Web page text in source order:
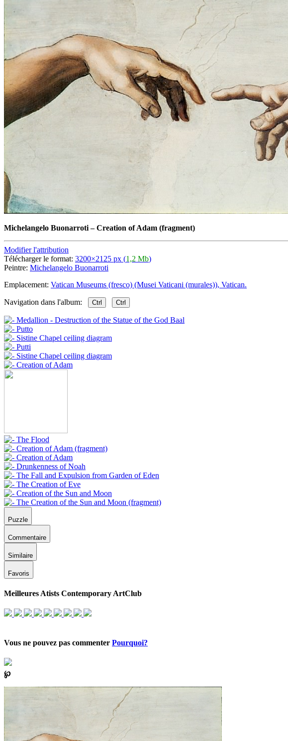
Michelangelo Buonarroti–Creation of Adam (fragment)
Modifier l'attribution
Télécharger le format: 3200×2125 px (1,2 Mb)
Peintre: Michelangelo Buonarroti
Emplacement: Vatican Museums (fresco) (Musei Vaticani (murales)), Vatican.
Navigation dans l'album: Ctrl Ctrl
Puzzle
Commentaire
Similaire
Favoris
Meilleures Atists Contemporary ArtClub
Vous ne pouvez pas commenter Pourquoi?
℘